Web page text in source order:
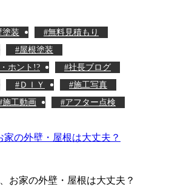
塗装
無料見積もり
屋根塗装
ホント!?
社長ブログ
ＤＩＹ
施工写真
施工動画
アフター点検
お家の外壁・屋根は大丈夫？